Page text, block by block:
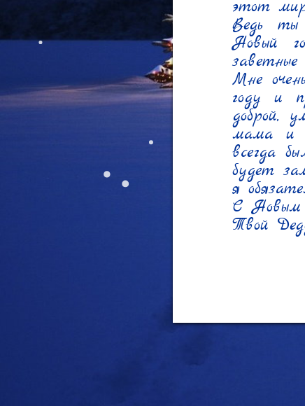
этот
Ведь
Новый
Мне
году и
доброй,
мама и
всегда
будет
я
С Новым
Твой